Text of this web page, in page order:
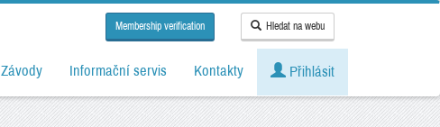
Membership verification Hledat na webu
Závody Informační servis Kontakty Přihlásit